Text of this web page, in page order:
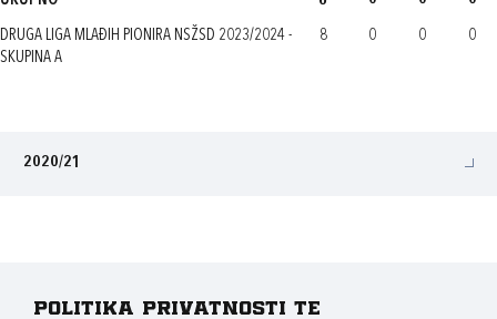
DRUGA LIGA MLAĐIH PIONIRA NSŽSD 2023/2024 -
SKUPINA A
8 0 0 0
2020/21
Politika privatnosti te